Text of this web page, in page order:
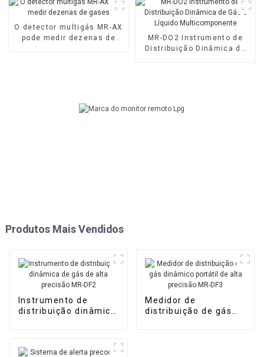
O detector multigás MR-AX
pode medir dezenas de
MR-DO2 Instrumento de
Distribuição Dinâmica de
Produtos Mais Vendidos
Instrumento de
distribuição dinâmica
Medidor de
distribuição de gás